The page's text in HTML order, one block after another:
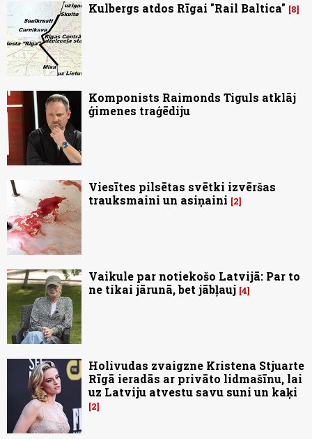
Kulbergs atdos Rīgai "Rail Baltica" 8
Komponists Raimonds Tiguls atklāj
ģimenes traģēdiju
Viesītes pilsētas svētki izvēršas
trauksmaini un asiņaini
2
Vaikule par notiekošo Latvijā: Par to
ne tikai jārunā, bet jābļauj 4
Holivudas zvaigzne Kristena Stjuarte
Rīgā ieradās ar privāto lidmašīnu, lai
uz Latviju atvestu savu suni un kaķi
2